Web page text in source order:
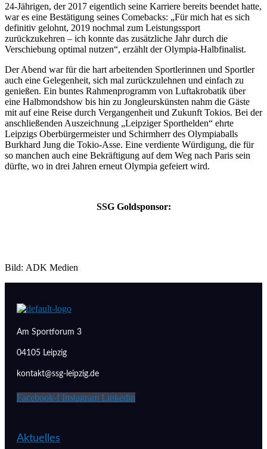
24-Jährigen, der 2017 eigentlich seine Karriere bereits beendet hatte,
war es eine Bestätigung seines Comebacks: „Für mich hat es sich
definitiv gelohnt, 2019 nochmal zum Leistungssport
zurückzukehren – ich konnte das zusätzliche Jahr durch die
Verschiebung optimal nutzen“, erzählt der Olympia-Halbfinalist.
Der Abend war für die hart arbeitenden Sportlerinnen und Sportler
auch eine Gelegenheit, sich mal zurückzulehnen und einfach zu
genießen. Ein buntes Rahmenprogramm von Luftakrobatik über
eine Halbmondshow bis hin zu Jongleurskünsten nahm die Gäste
mit auf eine Reise durch Vergangenheit und Zukunft Tokios. Bei der
anschließenden Auszeichnung „Leipziger Sporthelden“ ehrte
Leipzigs Oberbürgermeister und Schirmherr des Olympiaballs
Burkhard Jung die Tokio-Asse. Eine verdiente Würdigung, die für
so manchen auch eine Bekräftigung auf dem Weg nach Paris sein
dürfte, wo in drei Jahren erneut Olympia gefeiert wird.
SSG Goldsponsor:
Bild: ADK Medien
Am Sportforum 3
04105 Leipzig
kontakt@ssg-leipzig.de
Facebook-f Instagram Linkedin
Aktuelles